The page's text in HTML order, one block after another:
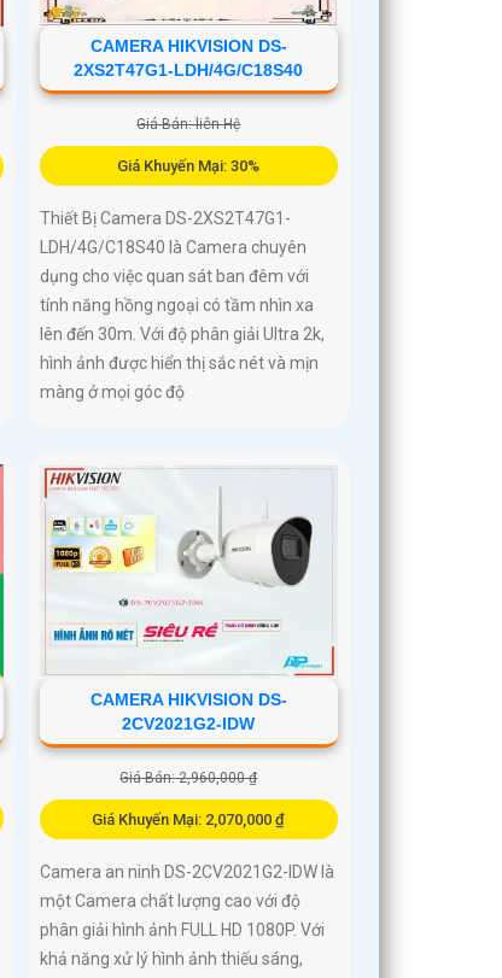
CAMERA HIKVISION DS-
2XS2T47G1-LDH/4G/C18S40
Giá Bán: liên Hệ
Giá Khuyến Mại: 30%
Thiết Bị Camera DS-2XS2T47G1-
LDH/4G/C18S40 là Camera chuyên
dụng cho việc quan sát ban đêm với
tính năng hồng ngoại có tầm nhìn xa
lên đến 30m. Với độ phân giải Ultra 2k,
hình ảnh được hiển thị sắc nét và mịn
màng ở mọi góc độ
CAMERA HIKVISION DS-
2CV2021G2-IDW
Giá Bán: 2,960,000 ₫
Giá Khuyến Mại: 2,070,000 ₫
Camera an ninh DS-2CV2021G2-IDW là
một Camera chất lượng cao với độ
phân giải hình ảnh FULL HD 1080P. Với
khả năng xử lý hình ảnh thiếu sáng,